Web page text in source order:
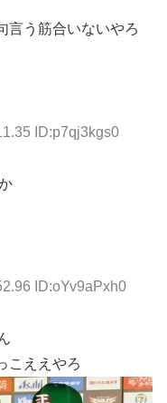
言う筋合いないやろ
ID:p7qj3kgs0
ID:oYv9aPxh0
こええやろ